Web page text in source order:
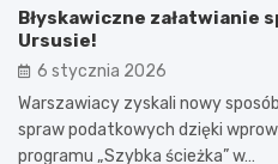
Błyskawiczne załatwianie
Ursusie!
6 stycznia 2026
Warszawiacy zyskali nowy
spraw podatkowych dzięki
programu „Szybka ścieżka” w…